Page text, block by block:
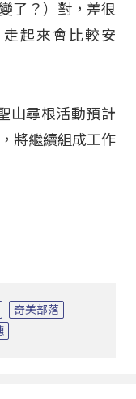
了？）對，差很
起來會比較安
山尋根活動預計
將繼續組成工作
奇美部落